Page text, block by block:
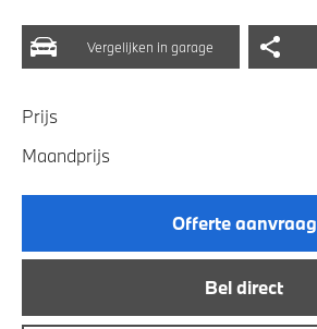
Vergelijken in garage
Prijs
Maandprijs
Offerte aanvraag
Bel direct